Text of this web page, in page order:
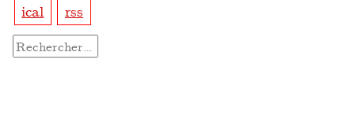
ical rss
Rechercher :